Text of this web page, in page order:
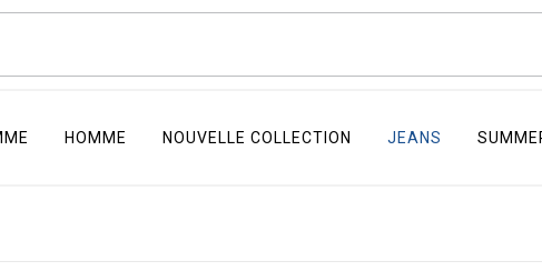
HOMME NOUVELLE COLLECTION JEANS